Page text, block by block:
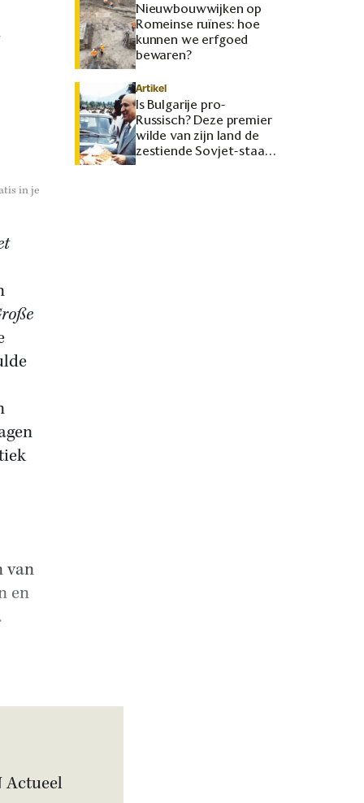
in je
van
en
Actueel
Nieuwbouwwijken op
Romeinse ruïnes: hoe
kunnen we erfgoed
bewaren?
Artikel
Is Bulgarije pro-
Russisch? Deze premier
wilde van zijn land de
zestiende Sovjet-staat
maken